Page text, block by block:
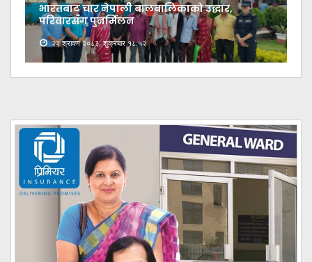
भारतबाट चार नेपाली बालबालिकाको उद्धार,
परिवारसँग पुनर्मिलन
२२ श्रावण २०८३, शुक्रबार १८:५२